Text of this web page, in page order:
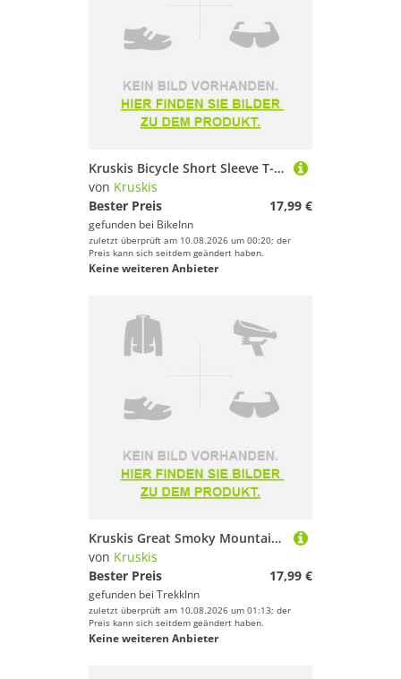
Kruskis Bicycle Short Sleeve T-shirt Schwarz M Mann
von Kruskis
Bester Preis
17,99 €
gefunden bei BikeInn
zuletzt überprüft am 10.08.2026 um 00:20; der
Preis kann sich seitdem geändert haben.
Keine weiteren Anbieter
Kruskis Great Smoky Mountains Short Sleeve T-shirt Schwarz 2XL Frau
von Kruskis
Bester Preis
17,99 €
gefunden bei TrekkInn
zuletzt überprüft am 10.08.2026 um 01:13; der
Preis kann sich seitdem geändert haben.
Keine weiteren Anbieter